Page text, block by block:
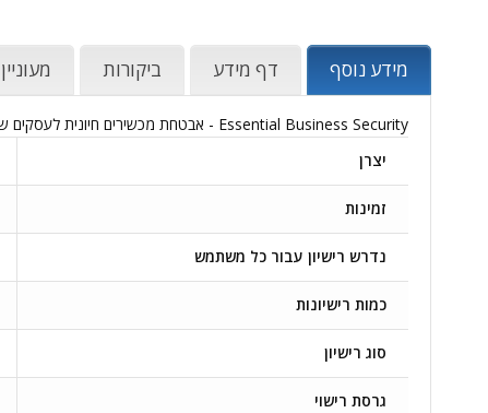
מידע נוסף דף מידע ביקורות
Essential Business Security - אבטחת מכשירים חיונית לעסקים שרוצים הגנה מפני וירוסים, פישינג, תוכנות כופר והתקפות סייבר מתקדמות. רשיון עבור משתמש אחד, כולל עדכונים ותמיכה לשלוש שנים
יצרן
זמינות
נדרש רישיון עבור כל משתמש
כמות רישיונות
סוג רישיון
גרסת רישוי